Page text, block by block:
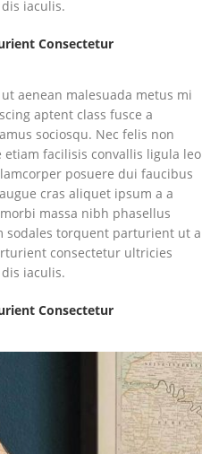
iaculis.
Consectetur
aenean malesuada metus mi
aptent class fusce a
sociosqu. Nec felis non
facilisis convallis ligula leo
posuere dui faucibus
cras aliquet ipsum a a
massa nibh phasellus
sodales torquent parturient ut a
consectetur ultricies
iaculis.
Consectetur